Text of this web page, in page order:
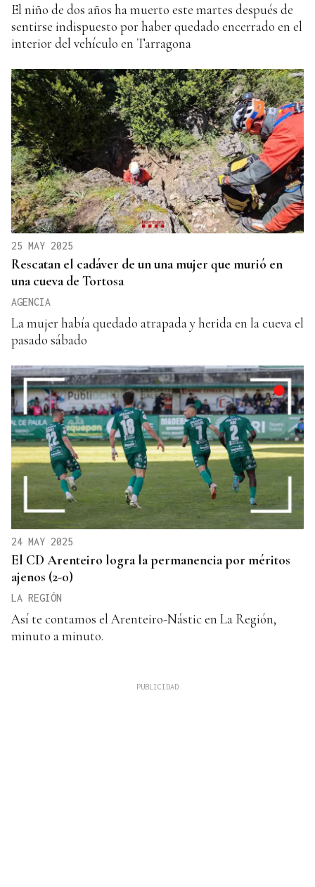
El niño de dos años ha muerto este martes después de
sentirse indispuesto por haber quedado encerrado en el
interior del vehículo en Tarragona
25 MAY 2025
Rescatan el cadáver de un una mujer que murió en
una cueva de Tortosa
AGENCIA
La mujer había quedado atrapada y herida en la cueva el
pasado sábado
24 MAY 2025
El CD Arenteiro logra la permanencia por méritos
ajenos (2-0)
LA REGIÓN
Así te contamos el Arenteiro-Nástic en La Región,
minuto a minuto.